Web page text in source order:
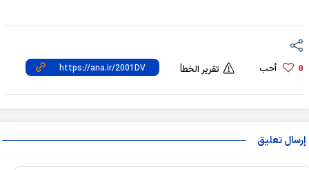
0 أحب تقرير الخطأ
إرسال تعليق